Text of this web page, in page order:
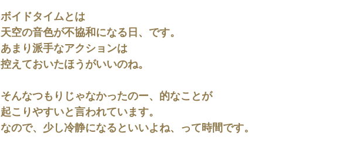
ボイドタイムとは
天空の音色が不協和になる日、です。
あまり派手なアクションは
控えておいたほうがいいのね。
そんなつもりじゃなかったのー、的なことが
起こりやすいと言われています。
なので、少し冷静になるといいよね、って時間です。